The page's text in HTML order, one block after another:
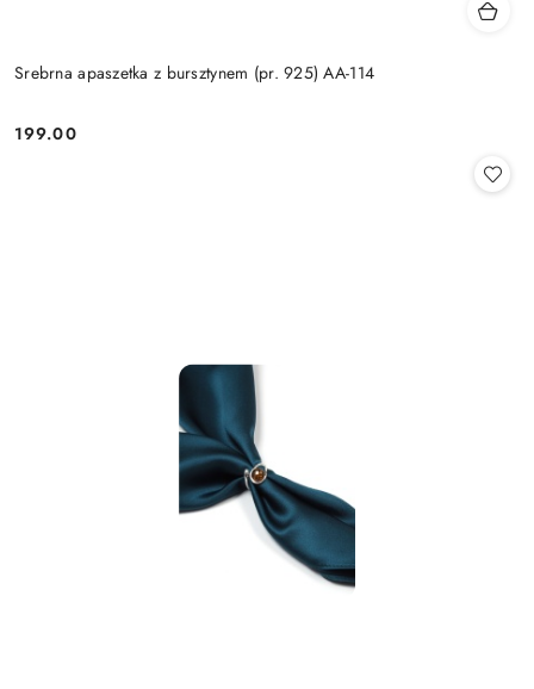
Srebrna apaszetka z bursztynem (pr. 925) AA-114
Cena:
199.00